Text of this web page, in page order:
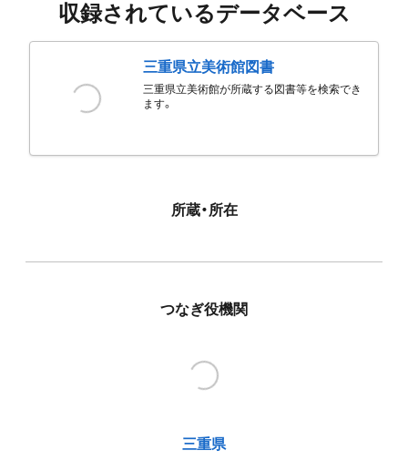
収録されているデータベース
三重県立美術館図書
三重県立美術館が所蔵する図書等を検索でき
ます。
所蔵・所在
つなぎ役機関
三重県